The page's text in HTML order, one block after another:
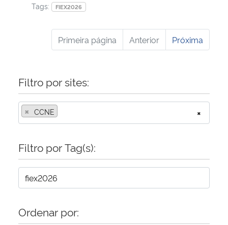
Tags:
FIEX2026
Primeira página Anterior Próxima
Filtro por sites:
×
× CCNE
Filtro por Tag(s):
Ordenar por: